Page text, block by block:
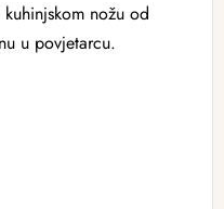
nožu od
u povjetarcu.